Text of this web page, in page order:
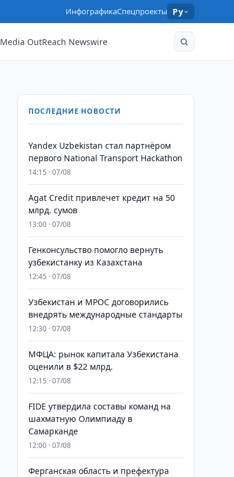
ИнфографикаСпецпроекты Ру
Media OutReach Newswire
ПОСЛЕДНИЕ НОВОСТИ
Yandex Uzbekistan стал партнёром
первого National Transport Hackathon
14:15 · 07/08
Agat Credit привлечет кредит на 50
млрд. сумов
13:00 · 07/08
Генконсульство помогло вернуть
узбекистанку из Казахстана
12:45 · 07/08
Узбекистан и MPOC договорились
внедрять международные стандарты
12:30 · 07/08
МФЦА: рынок капитала Узбекистана
оценили в $22 млрд.
12:15 · 07/08
FIDE утвердила составы команд на
шахматную Олимпиаду в
Самарканде
12:00 · 07/08
Ферганская область и префектура